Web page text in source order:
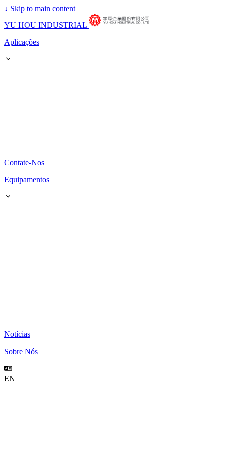
↓ Skip to main content
YU HOU INDUSTRIAL
Aplicações
Contate-Nos
Equipamentos
Notícias
Sobre Nós
EN